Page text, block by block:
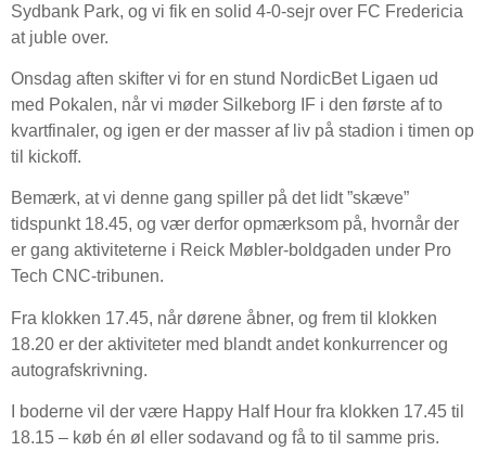
Sydbank Park, og vi fik en solid 4-0-sejr over FC Fredericia
at juble over.
Onsdag aften skifter vi for en stund NordicBet Ligaen ud
med Pokalen, når vi møder Silkeborg IF i den første af to
kvartfinaler, og igen er der masser af liv på stadion i timen op
til kickoff.
Bemærk, at vi denne gang spiller på det lidt ”skæve”
tidspunkt 18.45, og vær derfor opmærksom på, hvornår der
er gang aktiviteterne i Reick Møbler-boldgaden under Pro
Tech CNC-tribunen.
Fra klokken 17.45, når dørene åbner, og frem til klokken
18.20 er der aktiviteter med blandt andet konkurrencer og
autografskrivning.
I boderne vil der være Happy Half Hour fra klokken 17.45 til
18.15 – køb én øl eller sodavand og få to til samme pris.